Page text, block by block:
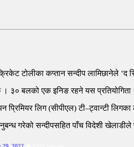
टोलीका कप्तान सन्दीप लामिछानेले
। ३० बलको एक इनिङ रहने यस
प्रिमियर लिग (सीपीएल) टी–ट्वान्टी
गरेको सन्दीपसहित पाँच विदेशी खेलाडीले